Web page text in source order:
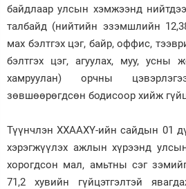
байдлаар улсын хэмжээнд
талбайд (нийтийн эзэмшлийн
мах бэлтгэх цэг, байр, оффис,
бэлтгэх цэг, агуулах, муу, усны
хамруулан) орчны
зөвшөөрөгдсөн бодисоор хийж
Түүнчлэн ХХААХҮ-ийн сайдын 01
хэрэгжүүлэх ажлын хүрээнд
хорогдсон мал, амьтны сэг
71,2 хувийн гүйцэтгэлтэй